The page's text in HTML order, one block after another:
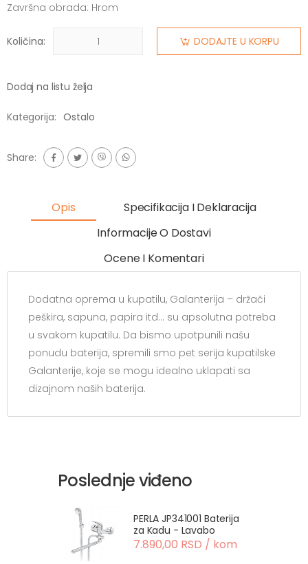
Završna obrada: Hrom
Količina: DODAJTE U KORPU
Dodaj na listu želja
Kategorija: Ostalo
Share:
Opis
Specifikacija I Deklaracija
Informacije O Dostavi
Ocene I Komentari
Dodatna oprema u kupatilu, Galanterija – držači
peškira, sapuna, papira itd… su apsolutna potreba
u svakom kupatilu. Da bismo upotpunili našu
ponudu baterija, spremili smo pet serija kupatilske
Galanterije, koje se mogu idealno uklapati sa
dizajnom naših baterija.
Poslednje viđeno
PERLA JP341001 Baterija
za Kadu - Lavabo
7.890,00 RSD / kom